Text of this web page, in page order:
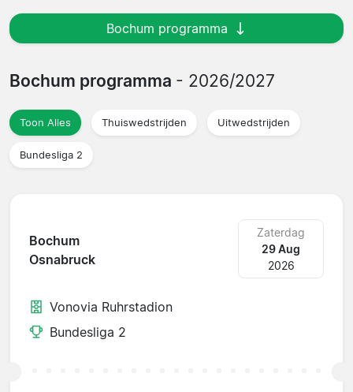
Bochum programma
Bochum programma - 2026/2027
Toon Alles Thuiswedstrijden Uitwedstrijden
Bundesliga 2
Bochum
Osnabruck
Zaterdag
29 Aug
2026
Vonovia Ruhrstadion
Bundesliga 2